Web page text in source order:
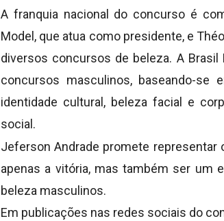
A franquia nacional do concurso é
Model, que atua como presidente, e
diversos concursos de beleza. A
concursos masculinos, baseando-se
identidade cultural, beleza facial e
social.
Jeferson Andrade promete representar
apenas a vitória, mas também ser um
beleza masculinos.
Em publicações nas redes sociais do